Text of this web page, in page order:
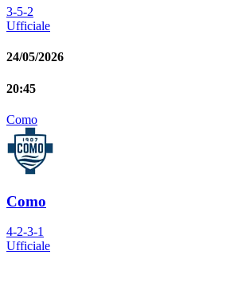
3-5-2
Ufficiale
24/05/2026
20:45
Como
Como
4-2-3-1
Ufficiale